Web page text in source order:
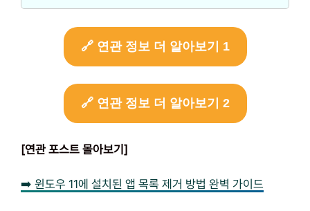
🔗 연관 정보 더 알아보기 1
🔗 연관 정보 더 알아보기 2
[연관 포스트 몰아보기]
➡️ 윈도우 11에 설치된 앱 목록 제거 방법 완벽 가이드